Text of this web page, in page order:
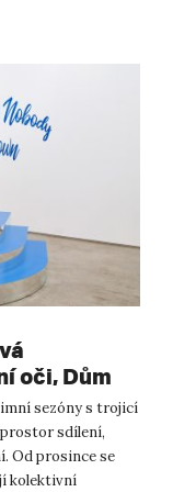
oči, Dům
3 nové
sezóny s trojicí
prostor sdílení,
Od prosince se
kolektivní